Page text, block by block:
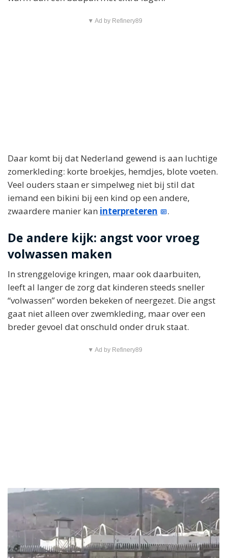
▼ Ad by Refinery89
Daar komt bij dat Nederland gewend is aan luchtige
zomerkleding: korte broekjes, hemdjes, blote voeten.
Veel ouders staan er simpelweg niet bij stil dat
iemand een bikini bij een kind op een andere,
zwaardere manier kan interpreteren .
De andere kijk: angst voor vroeg
volwassen maken
In strenggelovige kringen, maar ook daarbuiten,
leeft al langer de zorg dat kinderen steeds sneller
“volwassen” worden bekeken of neergezet. Die angst
gaat niet alleen over zwemkleding, maar over een
breder gevoel dat onschuld onder druk staat.
▼ Ad by Refinery89